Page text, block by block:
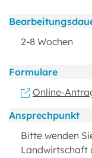
2-8 Wochen
Formulare
Online-
Ansprechpunkt
Bitte wenden
Landwirtschaft